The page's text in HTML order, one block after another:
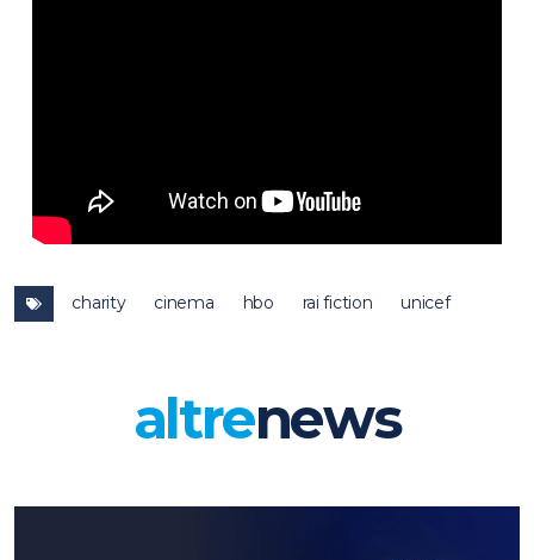
charity cinema hbo rai fiction unicef
altrenews